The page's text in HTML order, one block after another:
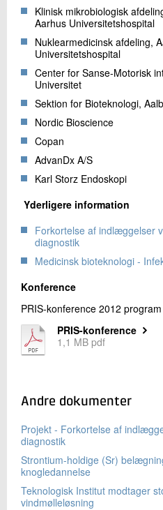
Klinisk mikrobiologisk
Aarhus Universitetshospital
Nuklearmedicinsk afdeling,
Universitetshospital
Center for Sanse-Motorisk
Universitet
Sektion for Bioteknologi,
Nordic Bioscience
Copan
AdvanDx A/S
Karl Storz Endoskopi
Yderligere information
Forkortelse af indlæggelser
diagnostik
Medicinsk bioteknologi -
Konference
PRIS-konference 2012 program
PRIS-konference
1,1 MB pdf
Andre dokumenter
Projekt - Forkortelse af
diagnostik
Strontium-holdige (Sr)
knogledannelse
Teknologisk Institut modtager
vindmølleløsning